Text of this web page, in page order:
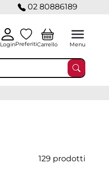
02 80886189
LoginPreferitiCarrello Menu
129 prodotti